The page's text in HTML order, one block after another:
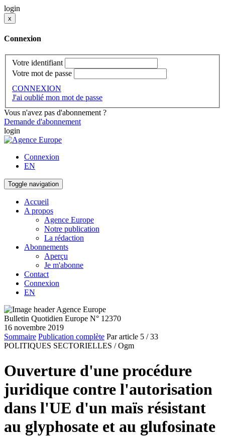
login
x
Connexion
Votre identifiant
Votre mot de passe
CONNEXION
J'ai oublié mon mot de passe
Vous n'avez pas d'abonnement ?
Demande d'abonnement
login
Connexion
EN
Toggle navigation
Accueil
A propos
Agence Europe
Notre publication
La rédaction
Abonnements
Aperçu
Je m'abonne
Contact
Connexion
EN
Bulletin Quotidien Europe N° 12370
16 novembre 2019
Sommaire Publication complète Par article 5 / 33
POLITIQUES SECTORIELLES / Ogm
Ouverture d'une procédure
juridique contre l'autorisation
dans l'UE d'un maïs résistant
au glyphosate et au glufosinate